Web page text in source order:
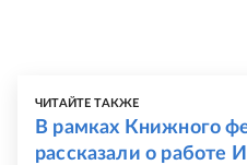
ЧИТАЙТЕ ТАКЖЕ
В рамках Книжного
рассказали о работе